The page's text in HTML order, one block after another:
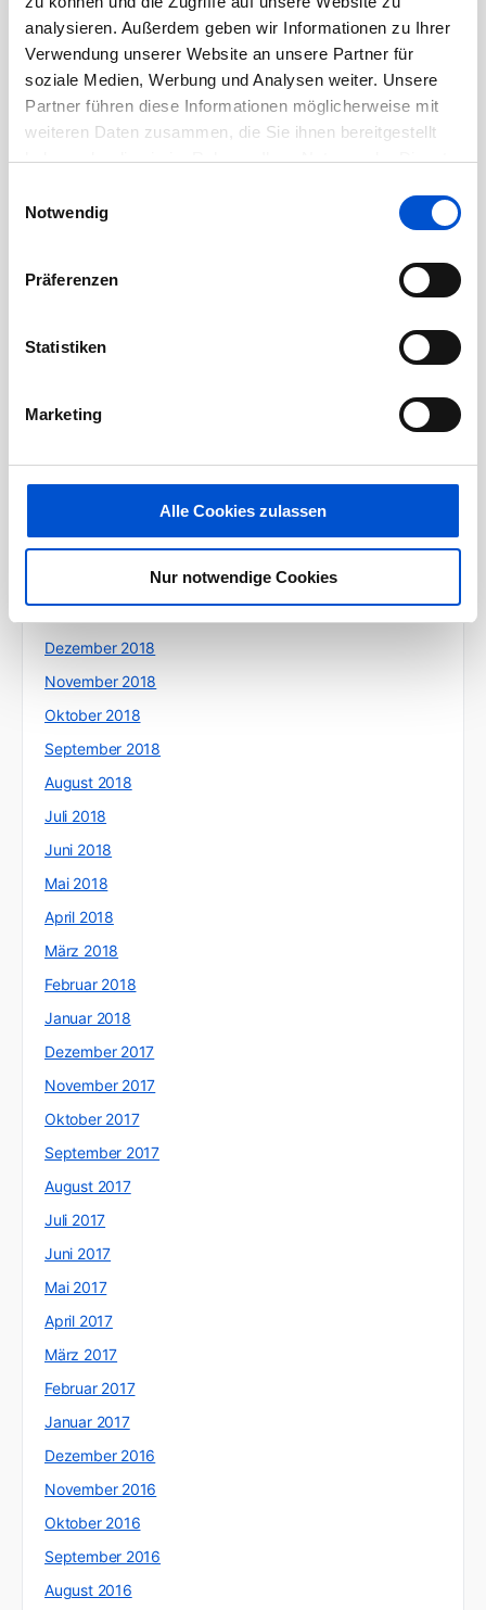
analysieren. Außerdem geben wir Informationen zu Ihrer
Verwendung unserer Website an unsere Partner für
soziale Medien, Werbung und Analysen weiter. Unsere
Partner führen diese Informationen möglicherweise mit
weiteren Daten zusammen, die Sie ihnen bereitgestellt
haben oder die sie im Rahmen Ihrer Nutzung der Dienste
Notwendig
Präferenzen
Statistiken
Marketing
Alle Cookies zulassen
Nur notwendige Cookies
Juli 2020
Juni 2020
Mai 2020
April 2020
März 2020
Januar 2020
November 2019
September 2019
Juli 2019
März 2019
Dezember 2018
November 2018
Oktober 2018
September 2018
August 2018
Juli 2018
Juni 2018
Mai 2018
April 2018
März 2018
Februar 2018
Januar 2018
Dezember 2017
November 2017
Oktober 2017
September 2017
August 2017
Juli 2017
Juni 2017
Mai 2017
April 2017
März 2017
Februar 2017
Januar 2017
Dezember 2016
November 2016
Oktober 2016
September 2016
August 2016